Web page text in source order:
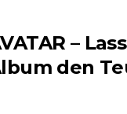
–
den